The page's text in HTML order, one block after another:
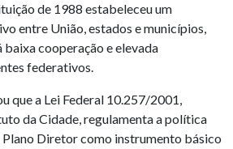
de 1988 estabeleceu um
entre União, estados e municípios,
baixa cooperação e elevada
federativos.
que a Lei Federal 10.257/2001,
da Cidade, regulamenta a política
Plano Diretor como instrumento básico